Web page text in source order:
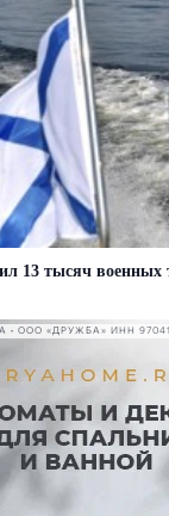
13 тысяч военных